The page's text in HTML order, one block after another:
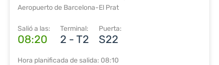
Aeropuerto de Barcelona-El Prat
Salió a las:
08:20
Terminal:
2 - T2
Puerta:
S22
Hora planificada de salida: 08:10